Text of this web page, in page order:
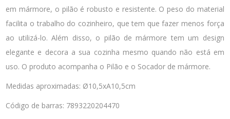
em mármore, o pilão é robusto e resistente. O peso do material
facilita o trabalho do cozinheiro, que tem que fazer menos força
ao utilizá-lo. Além disso, o pilão de mármore tem um design
elegante e decora a sua cozinha mesmo quando não está em
uso. O produto acompanha o Pilão e o Socador de mármore.
Medidas aproximadas: Ø10,5xA10,5cm
Código de barras: 7893220204470